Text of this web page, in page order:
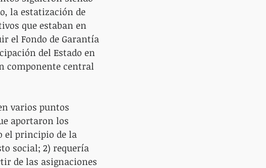
la estatización de
que estaban en
el Fondo de Garantía
del Estado en
componente central
varios puntos
aportaron los
el principio de la
social; 2) requería
de las asignaciones